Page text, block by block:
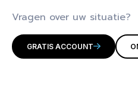
Vragen over uw situatie?
GRATIS ACCOUNT